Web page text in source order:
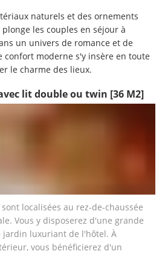
naturels et des ornements
les couples en séjour à
un univers de romance et de
confort moderne s'y insère en toute
le charme des lieux.
lit double ou twin [36 M2]
localisées au rez-de-chaussée
Vous y disposerez d'une grande
jardin luxuriant de l'hôtel. À
vous bénéficierez d'un